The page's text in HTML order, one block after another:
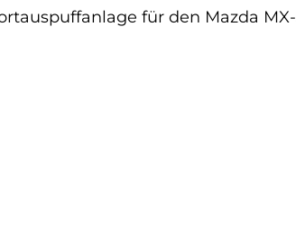
für den Mazda